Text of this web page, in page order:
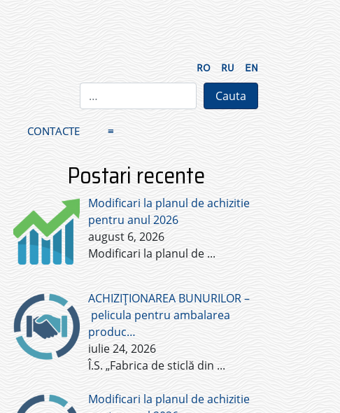
RO RU EN
CONTACTE ≡
Postari recente
Modificari la planul de achizitie
pentru anul 2026
august 6, 2026
Modificari la planul de ...
ACHIZIȚIONAREA BUNURILOR –
pelicula pentru ambalarea
produc…
iulie 24, 2026
Î.S. „Fabrica de sticlă din ...
Modificari la planul de achizitie